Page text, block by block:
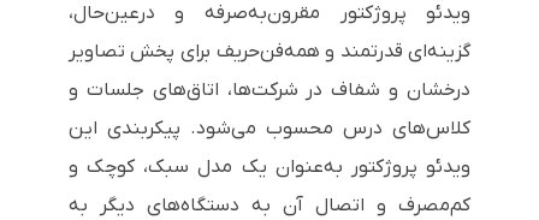
ویدئو پروژکتور مقرون‌به‌صرفه و درعین‌حال،
گزینه‌ای قدرتمند و همه‌فن‌حریف برای پخش تصاویر
درخشان و شفاف در شرکت‌ها، اتاق‌های جلسات و
کلاس‌های درس محسوب می‌شود. پیکربندی این
ویدئو پروژکتور به‌عنوان یک مدل سبک، کوچک و
کم‌مصرف و اتصال آن به دستگاه‌های دیگر به